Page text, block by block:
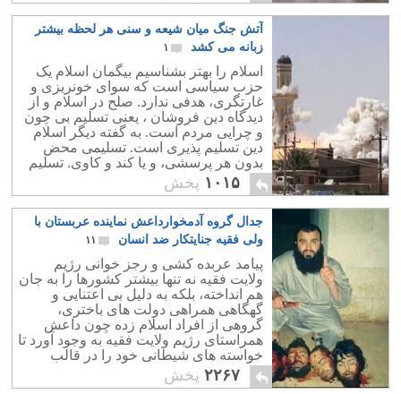
آتش جنگ میان شیعه و سنی هر لحظه بیشتر
زبانه می کشد
۱
اسلام را بهتر بشناسیم بیگمان اسلام یک
حزب سیاسی است که سوای خونریزی و
غارتگری، هدفی ندارد. صلح در اسلام و از
دیدگاه دین فروشان ، یعنی تسلیم بی چون
و چرایی مردم است. به گفته دیگر اسلام
دین تسلیم پذیری است. تسلیمی محض
بدون هر پرسشی، و یا کند و کاوی. تسلیم
در برابر الله ناشناخته و اختراعی محمد
عبدالله.
۱۰۱۵ پخش
جدال گروه آدمخوارداعش نماینده عربستان با
ولی فقیه جنایتکار ضد انسان
۱۱
پیامد عربده کشی و رجز خوانی رژیم
ولایت فقیه نه تنها بیشتر کشورها را به جان
هم انداخته، بلکه به دلیل بی اعتنایی و
گهگاهی همراهی دولت های باختری،
گروهی از افراد اسلام زده چون داعش
همراستای رژیم ولایت فقیه به وجود آورد تا
خواسته های شیطانی خود را در قالب
شریعه و دستورات عقب افتاده اسلامی
پیاده کند.
۲۲۶۷ پخش